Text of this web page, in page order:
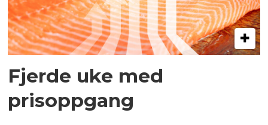
Fjerde uke med
prisoppgang